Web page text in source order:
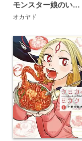
モンスター娘のいる日常
オカヤド